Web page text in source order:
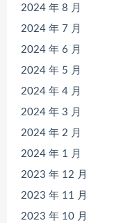
2024 年 8 月
2024 年 7 月
2024 年 6 月
2024 年 5 月
2024 年 4 月
2024 年 3 月
2024 年 2 月
2024 年 1 月
2023 年 12 月
2023 年 11 月
2023 年 10 月